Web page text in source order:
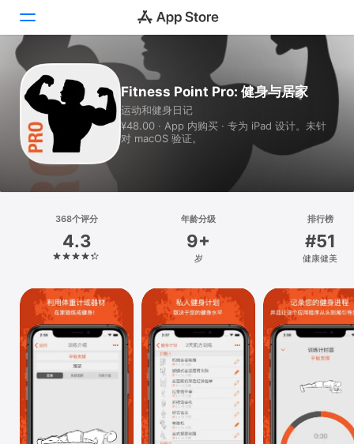
Today
App
Vision
Watch
Fitness Point Pro: 健身与居家
运动和健身日记
¥48.00 · App 内购买 · 专为 iPad 设计。未针
对 macOS 验证。
368个评分
4.3
年龄分级
9+
岁
排行榜
#51
健康健美